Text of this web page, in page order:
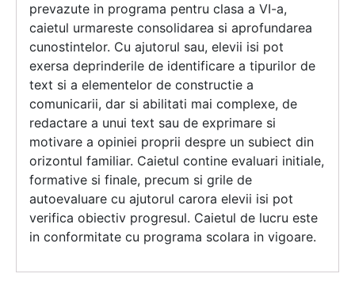
prevazute in programa pentru clasa a VI-a,
caietul urmareste consolidarea si aprofundarea
cunostintelor. Cu ajutorul sau, elevii isi pot
exersa deprinderile de identificare a tipurilor de
text si a elementelor de constructie a
comunicarii, dar si abilitati mai complexe, de
redactare a unui text sau de exprimare si
motivare a opiniei proprii despre un subiect din
orizontul familiar. Caietul contine evaluari initiale,
formative si finale, precum si grile de
autoevaluare cu ajutorul carora elevii isi pot
verifica obiectiv progresul. Caietul de lucru este
in conformitate cu programa scolara in vigoare.